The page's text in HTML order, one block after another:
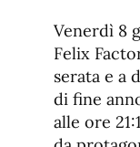
Venerdì 8
Felix
serata e a
di fine
alle ore